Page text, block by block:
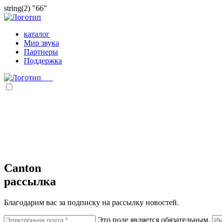
string(2) "66"
каталог
Мир звука
Партнеры
Поддержка
Canton
рассылка
Благодарим вас за подписку на рассылку новостей.
Это поле является обязательным.